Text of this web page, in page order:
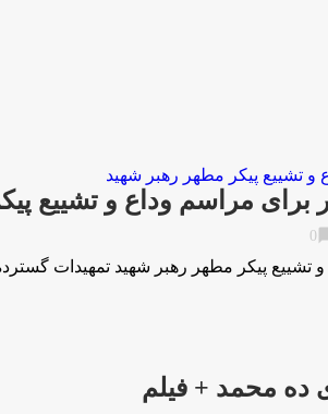
برای مراسم وداع و تشییع
0
پیکر مطهر رهبر شهید تمهیدات
ده محمد + فیلم